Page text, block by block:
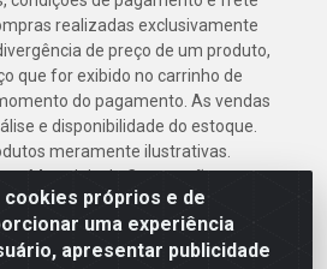
próprios e de
uma experiência
apresentar publicidade
realizadas exclusivamente
de preço de um produto,
que for exibido no carrinho de
do pagamento. As vendas
e disponibilidade do estoque.
meramente ilustrativas.
Materiais de Construção em
das Flores, 2691 - Guabiraba,
CEP 52.291-630 - CNPJ
0001-